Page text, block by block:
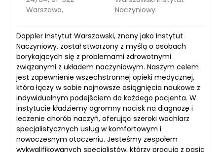
Warszawa,
Naczyniowy
Doppler Instytut Warszawski, znany jako Instytut
Naczyniowy, został stworzony z myślą o osobach
borykających się z problemami zdrowotnymi
związanymi z układem naczyniowym. Naszym celem
jest zapewnienie wszechstronnej opieki medycznej,
która łączy w sobie najnowsze osiągnięcia naukowe z
indywidualnym podejściem do każdego pacjenta. W
instytucie kładziemy ogromny nacisk na diagnozę i
leczenie chorób naczyń, oferując szeroki wachlarz
specjalistycznych usług w komfortowym i
nowoczesnym otoczeniu. Jesteśmy zespołem
wykwalifikowanych specjalistów, którzy pracują z pasją